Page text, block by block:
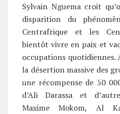
Sylvain Nguema croit
disparition du
Centrafrique et les
bientôt vivre en paix et
occupations quotidiennes.
la désertion massive des
une récompense de 50
d’Ali Darassa et
Maxime Mokom, Al